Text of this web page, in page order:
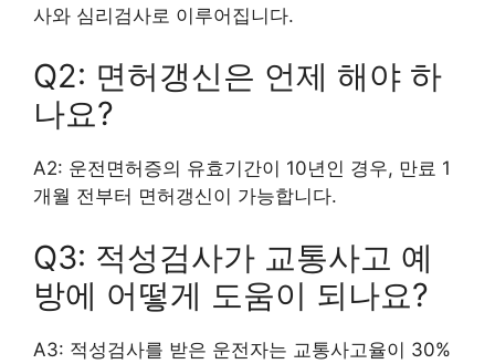
사와 심리검사로 이루어집니다.
Q2: 면허갱신은 언제 해야 하
나요?
A2: 운전면허증의 유효기간이 10년인 경우, 만료 1
개월 전부터 면허갱신이 가능합니다.
Q3: 적성검사가 교통사고 예
방에 어떻게 도움이 되나요?
A3: 적성검사를 받은 운전자는 교통사고율이 30%